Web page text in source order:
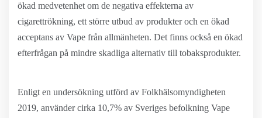
ökad medvetenhet om de negativa effekterna av
cigarettrökning, ett större utbud av produkter och en ökad
acceptans av Vape från allmänheten. Det finns också en ökad
efterfrågan på mindre skadliga alternativ till tobaksprodukter.
Enligt en undersökning utförd av Folkhälsomyndigheten
2019, använder cirka 10,7% av Sveriges befolkning Vape